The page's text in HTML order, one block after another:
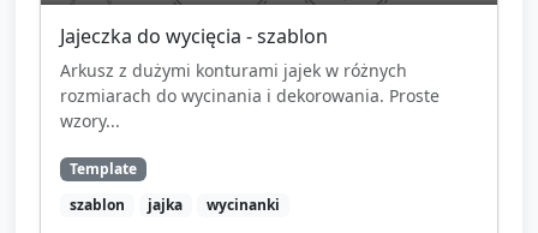
Jajeczka do wycięcia - szablon
Arkusz z dużymi konturami jajek w różnych
rozmiarach do wycinania i dekorowania. Proste
wzory...
Template
szablon
jajka wycinanki